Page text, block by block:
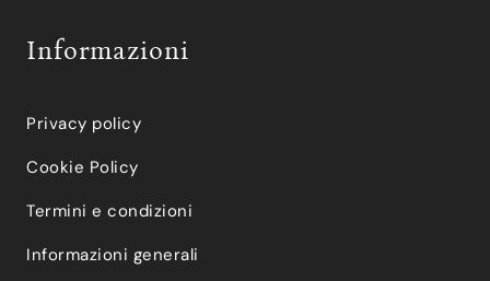
Informazioni
Privacy policy
Cookie Policy
Termini e condizioni
Informazioni generali